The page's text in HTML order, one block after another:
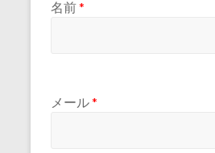
名前*
メール*